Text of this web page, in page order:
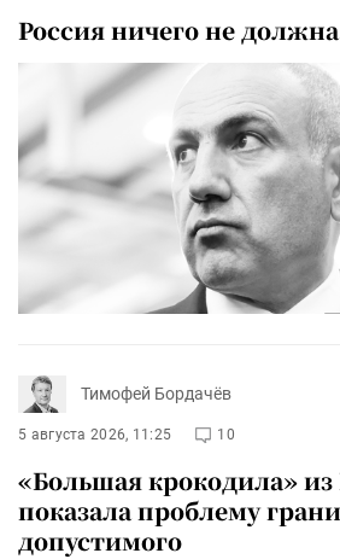
Россия ничего не
Тимофей Бордачёв
5 августа 2026, 11:25 10
«Большая крокодила»
показала проблему
допустимого